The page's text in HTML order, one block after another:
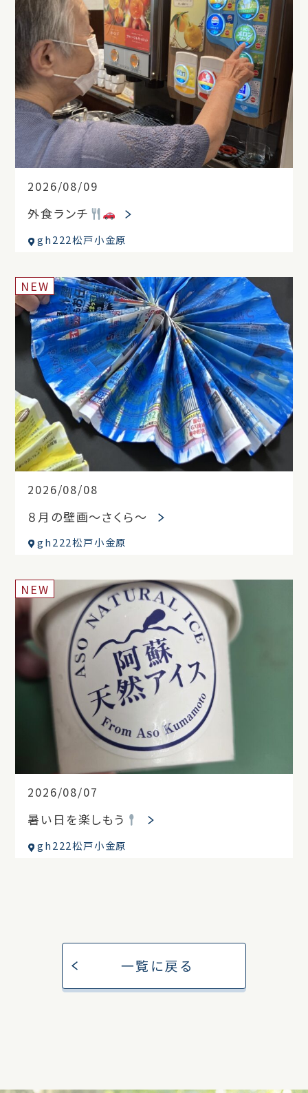
2026/08/09
外食ランチ
gh222松戸小金原
2026/08/08
NEW
８月の壁画～さくら～
gh222松戸小金原
2026/08/07
NEW
暑い日を楽しもう
gh222松戸小金原
一覧に戻る